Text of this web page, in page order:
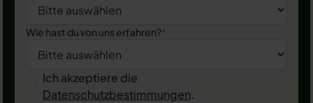
Wie hast du von uns erfahren?*
Ich akzeptiere die
Datenschutzbestimmungen.